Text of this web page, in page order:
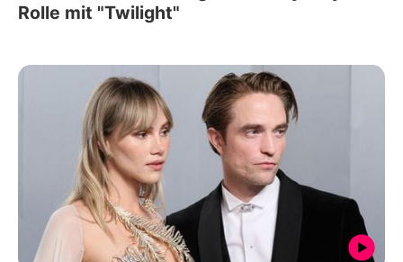
Rolle mit "Twilight"